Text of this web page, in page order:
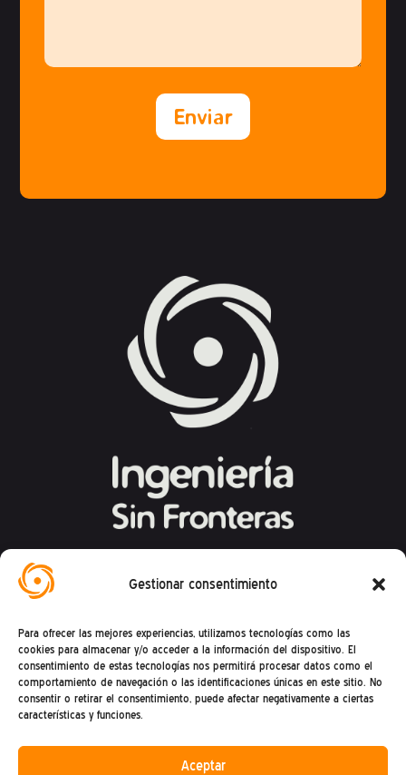
Gestionar consentimiento
Para ofrecer las mejores experiencias, utilizamos tecnologías como las
cookies para almacenar y/o acceder a la información del dispositivo. El
consentimiento de estas tecnologías nos permitirá procesar datos como el
comportamiento de navegación o las identificaciones únicas en este sitio. No
consentir o retirar el consentimiento, puede afectar negativamente a ciertas
características y funciones.
Aceptar
Federación Española de Ingeniería Sin
Calle Mandoni, 4 – 08004 Barcelona
CIF: G81469868
Teléfono (+34) : 93 302 27 53